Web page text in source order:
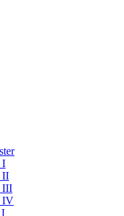
I
II
III
IV
I